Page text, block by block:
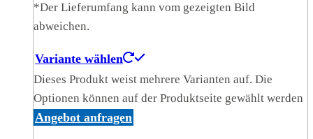
*Der Lieferumfang kann vom gezeigten Bild
abweichen.
Variante wählen
Dieses Produkt weist mehrere Varianten auf. Die
Optionen können auf der Produktseite gewählt werden
Angebot anfragen